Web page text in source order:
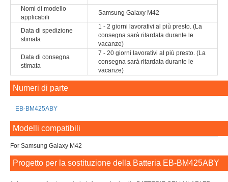
Nomi di modello
applicabili
Samsung Galaxy M42
Data di spedizione
stimata
1 - 2 giorni lavorativi al più presto. (La
consegna sarà ritardata durante le
vacanze)
Data di consegna
stimata
7 - 20 giorni lavorativi al più presto. (La
consegna sarà ritardata durante le
vacanze)
Numeri di parte
EB-BM425ABY
Modelli compatibili
For Samsung Galaxy M42
Progetto per la sostituzione della Batteria EB-BM425ABY